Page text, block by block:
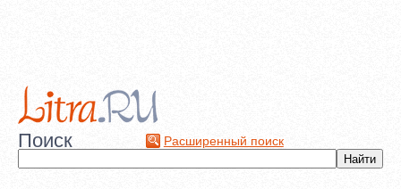
Поиск Расширенный поиск